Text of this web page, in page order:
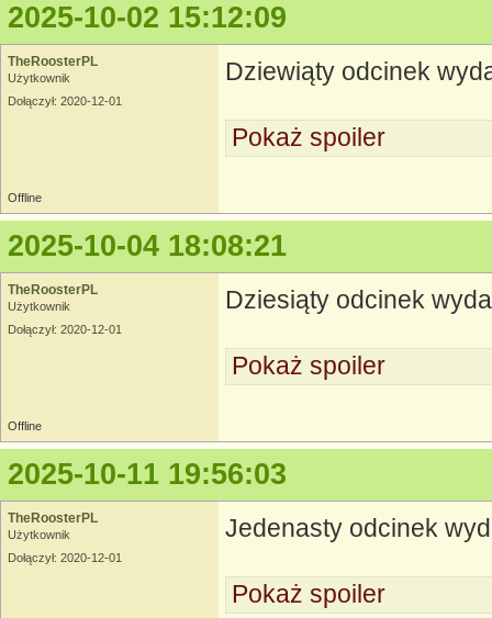
2025-10-02 15:12:09
TheRoosterPL
Użytkownik
Dołączył: 2020-12-01
Dziewiąty odcinek
Pokaż spoiler
Offline
2025-10-04 18:08:21
TheRoosterPL
Użytkownik
Dołączył: 2020-12-01
Dziesiąty odcinek
Pokaż spoiler
Offline
2025-10-11 19:56:03
TheRoosterPL
Użytkownik
Dołączył: 2020-12-01
Jedenasty odcinek
Pokaż spoiler